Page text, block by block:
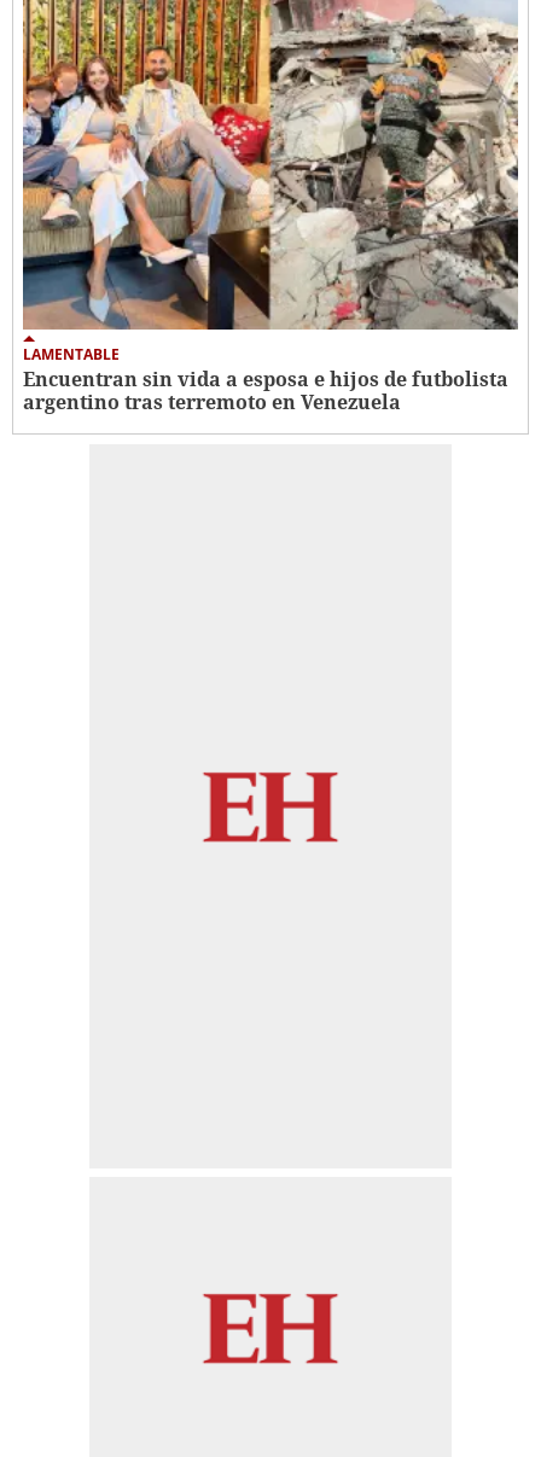
LAMENTABLE
Encuentran sin vida a esposa e hijos de futbolista
argentino tras terremoto en Venezuela